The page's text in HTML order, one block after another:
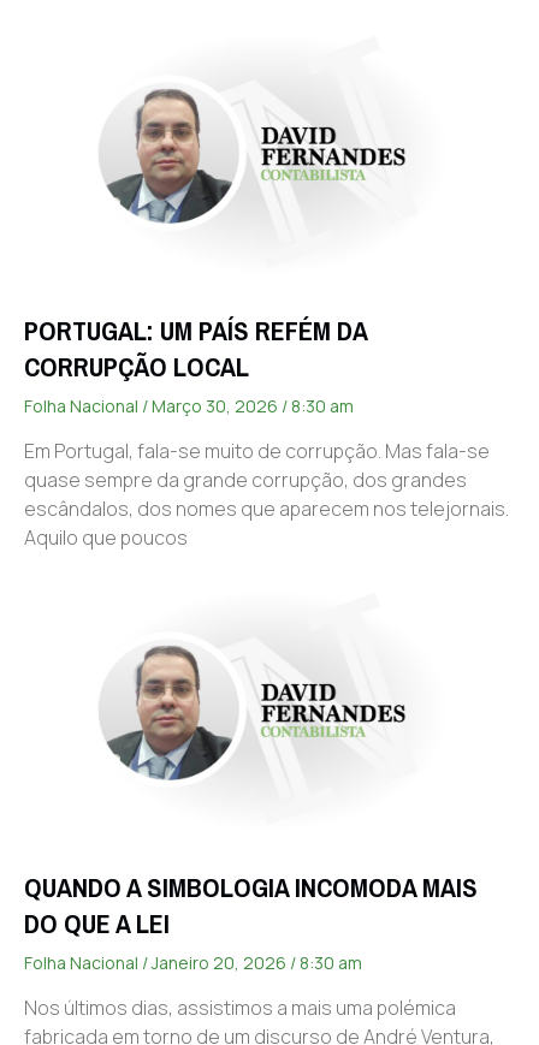
PORTUGAL: UM PAÍS REFÉM DA
CORRUPÇÃO LOCAL
Folha Nacional Março 30, 2026 8:30 am
Em Portugal, fala-se muito de corrupção. Mas fala-se
quase sempre da grande corrupção, dos grandes
escândalos, dos nomes que aparecem nos telejornais.
Aquilo que poucos
QUANDO A SIMBOLOGIA INCOMODA MAIS
DO QUE A LEI
Folha Nacional Janeiro 20, 2026 8:30 am
Nos últimos dias, assistimos a mais uma polémica
fabricada em torno de um discurso de André Ventura,